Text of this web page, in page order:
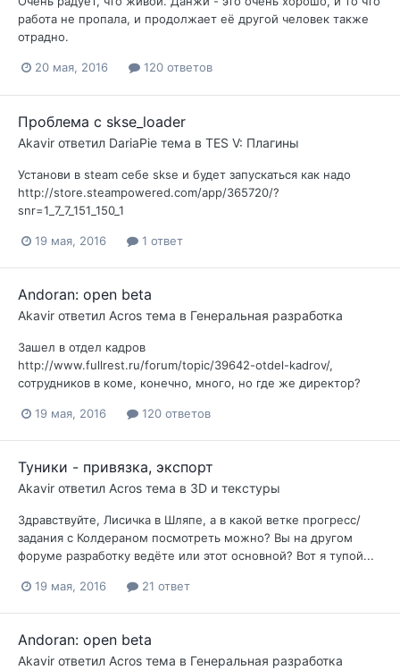
работа не пропала, и продолжает её другой человек также
отрадно.
20 мая, 2016 120 ответов
Проблема с skse_loader
Akavir ответил DariaPie тема в TES V: Плагины
Установи в steam себе skse и будет запускаться как надо
http://store.steampowered.com/app/365720/?
snr=1_7_7_151_150_1
19 мая, 2016 1 ответ
Andoran: open beta
Akavir ответил Acros тема в Генеральная разработка
Зашел в отдел кадров
http://www.fullrest.ru/forum/topic/39642-otdel-kadrov/,
сотрудников в коме, конечно, много, но где же директор?
19 мая, 2016 120 ответов
Туники - привязка, экспорт
Akavir ответил Acros тема в 3D и текстуры
Здравствуйте, Лисичка в Шляпе, а в какой ветке прогресс/
задания с Колдераном посмотреть можно? Вы на другом
форуме разработку ведёте или этот основной? Вот я тупой...
19 мая, 2016 21 ответ
Andoran: open beta
Akavir ответил Acros тема в Генеральная разработка